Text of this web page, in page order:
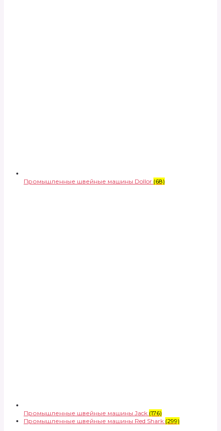
Промышленные швейные машины Dollor (68)
Промышленные швейные машины Jack (176)
Промышленные швейные машины Red Shark (299)